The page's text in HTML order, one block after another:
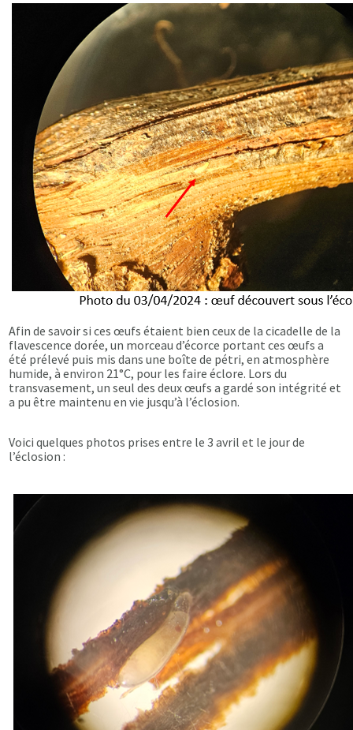
Afin de savoir si ces œufs étaient bien ceux de la cicadelle de la
flavescence dorée, un morceau d’écorce portant ces œufs a
été prélevé puis mis dans une boîte de pétri, en atmosphère
humide, à environ 21°C, pour les faire éclore. Lors du
transvasement, un seul des deux œufs a gardé son intégrité et
a pu être maintenu en vie jusqu’à l’éclosion.
Voici quelques photos prises entre le 3 avril et le jour de
l’éclosion :